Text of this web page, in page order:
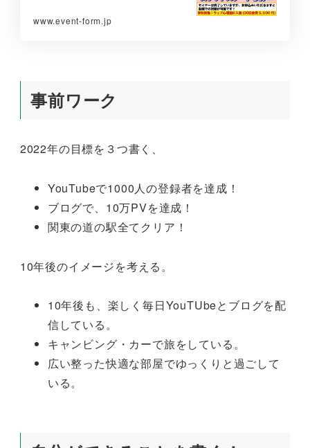
www.event-form.jp
事前ワーク
2022年の目標を３つ書く、
YouTubeで1000人の登録者を達成！
ブログで、10万PVを達成！
関東の道の駅全てクリア！
10年後のイメージを考える。
10年後も、楽しく毎日YouTUbeとブログを配
信している。
キャンビング・カーで旅をしている。
広い整った快適な部屋でゆっくりと過ごして
いる。